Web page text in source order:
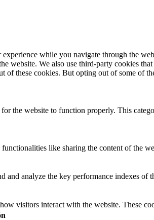
while you navigate through the
website. We also use third-party cookies
of these cookies. But opting out of some of
the website to function properly. This
like sharing the content of the
and analyze the key performance indexes
visitors interact with the website. These